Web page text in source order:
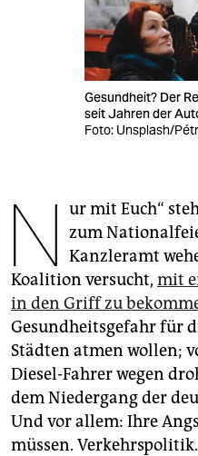
veranstaltungen
abo
genossenschaft
epaper login
Gesundheit? Der
seit Jahren der
Foto: Unsplash/
N ur mit Euch“
zum
Kanzleramt
Koalition versucht, mit
in den Griff zu
Gesundheitsgefahr für
Städten atmen wollen;
Diesel-Fahrer wegen
dem Niedergang der
Und vor allem: Ihre
müssen. Verkehrspolitik.